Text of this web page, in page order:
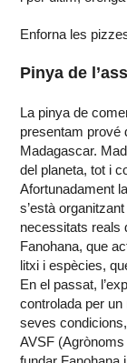
Enforna les
Pinya de
La pinya de
presentam prové
Madagascar.
del planeta, tot i
Afortunadament
s’està
necessitats reals
Fanohana, que
litxi i espècies,
En el passat,
controlada per
seves
AVSF